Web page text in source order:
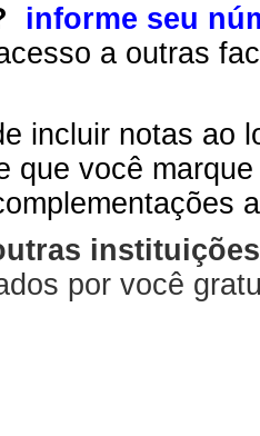
informe seu
a outras
incluir notas ao
que você
por você